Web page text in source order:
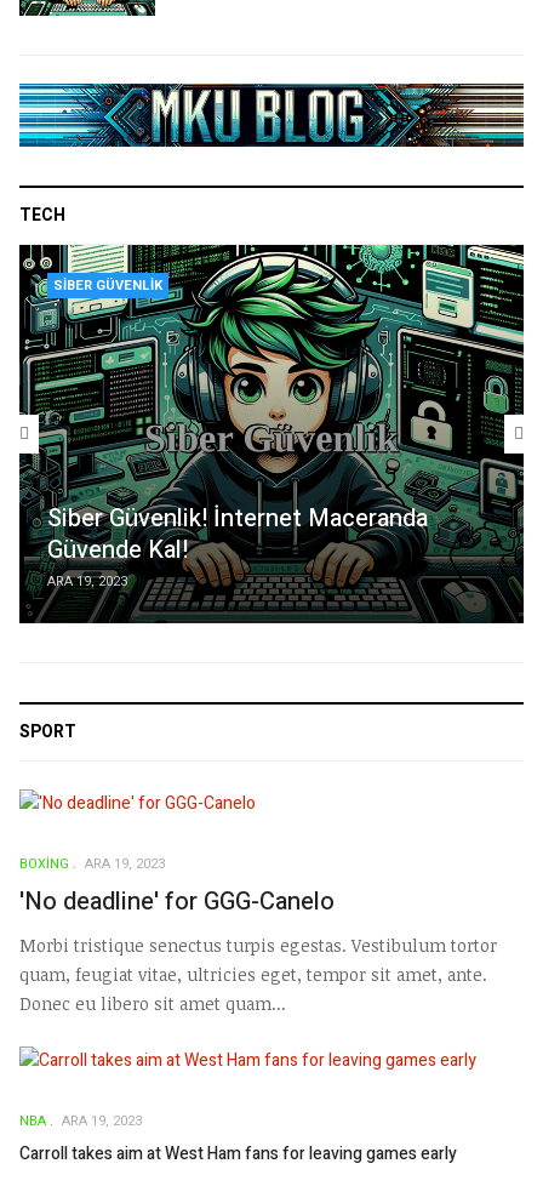
TECH
SIBER GÜVENLIK
Siber Güvenlik! İnternet Maceranda
Güvende Kal!
ARA 19, 2023
SPORT
BOXING ARA 19, 2023
'No deadline' for GGG-Canelo
Morbi tristique senectus turpis egestas. Vestibulum tortor
quam, feugiat vitae, ultricies eget, tempor sit amet, ante.
Donec eu libero sit amet quam...
NBA ARA 19, 2023
Carroll takes aim at West Ham fans for leaving games early